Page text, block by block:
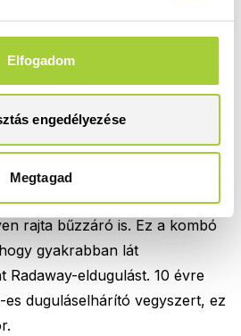
Elfogadom
engedélyezése
Megtagad
#4:
a dugulást
ki sem alakul
alefolyóknálfigyelnünk kell
vízáteresztésselvigye el a
a takarófedél ne
akadályozza meg a víz
rajta bűzzáró is. Ez a kombó
gyakrabban lát
Radaway-eldugulást. 10 évre
duguláselhárító vegyszert, ez